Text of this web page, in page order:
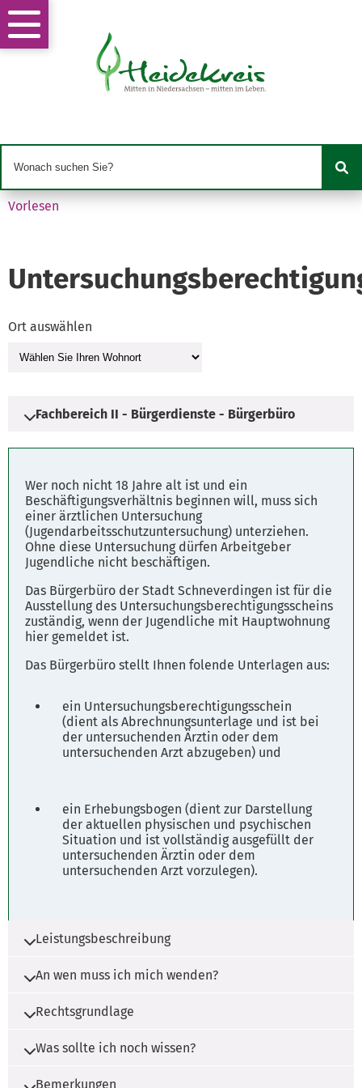
Vorlesen
Wer noch nicht 18 Jahre alt ist und ein
Beschäftigungsverhältnis beginnen will, muss sich
einer ärztlichen Untersuchung
(Jugendarbeitsschutzuntersuchung) unterziehen.
Ohne diese Untersuchung dürfen Arbeitgeber
Jugendliche nicht beschäftigen.
Das Bürgerbüro der Stadt Schneverdingen ist für die
Ausstellung des Untersuchungsberechtigungsscheins
zuständig, wenn der Jugendliche mit Hauptwohnung
hier gemeldet ist.
Das Bürgerbüro stellt Ihnen folende Unterlagen aus:
ein Untersuchungsberechtigungsschein
(dient als Abrechnungsunterlage und ist bei
der untersuchenden Ärztin oder dem
untersuchenden Arzt abzugeben) und
ein Erhebungsbogen (dient zur Darstellung
der aktuellen physischen und psychischen
Situation und ist vollständig ausgefüllt der
untersuchenden Ärztin oder dem
untersuchenden Arzt vorzulegen).
Leistungsbeschreibung
Wer noch nicht 18 Jahre alt ist und ein
sich einer ärztlichen Untersuchung
unterziehen. Ohne diese Untersuchung dürfen
An wen muss ich mich wenden?
Erhalten können Sie den
zuständigen Meldeamt Ihres Hauptwohnsitzes.
Rechtsgrundlage
Jugendarbeitsschutzgesetz (JArbschG)
Was sollte ich noch wissen?
Bemerkungen
Ort auswählen
Fachbereich II - Bürgerdienste - Bürgerbüro
Schulstraße 3
29640 Schneverdingen
Öffnungszeiten
Öffnungszeiten des Rathauses
Montag 08:00 - 12:00 Uhr, 14:00 - 16:00 Uhr
Dienstag 08:00 - 12:00 Uhr, 14:00 - 16:00 Uhr
Mittwoch 08:00 - 12:00 Uhr, 14:00 - 16:00 Uhr
Freitag 08:00 - 12:00 Uhr
Hinweise:
Stadtkasse (Montag bis Mittwoch nachmittags
geschlossen)
Sozialamt - Front Office
Montag bis Freitag 08:00 - 12:00 Uhr